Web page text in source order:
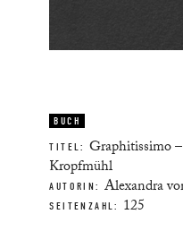
BUCH
TITEL: Graphitissimo
Kropfmühl
AUTORIN: Alexandra
SEITENZAHL: 125